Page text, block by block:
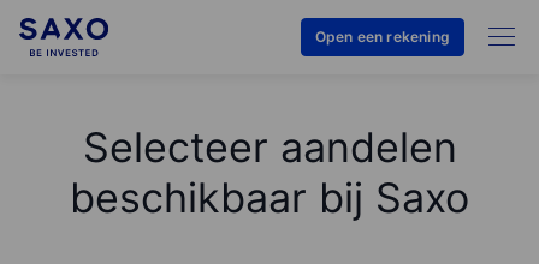
Open een rekening
Selecteer aandelen
beschikbaar bij Saxo